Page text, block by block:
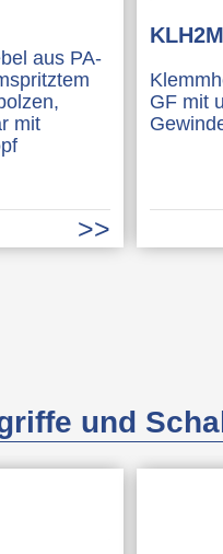
aus PA-
mit
KLH2M
GF mit
und